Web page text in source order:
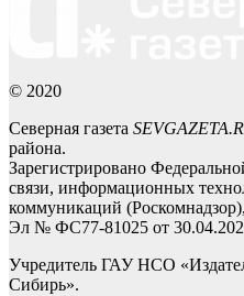
© 2020
Северная газета
района.
Зарегистрировано
связи, информационных
коммуникаций
Эл № ФС77-81025 от
Учредитель ГАУ НСО
Сибирь».